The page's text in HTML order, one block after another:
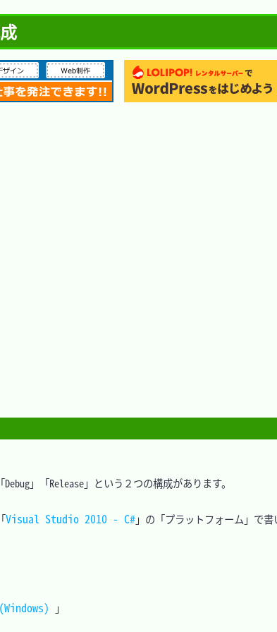
」「Release」という２つの構成があります。
Visual Studio 2010 - C#」の「プラットフォーム」で